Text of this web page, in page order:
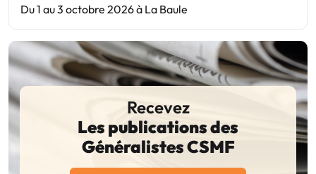
Du 1 au 3 octobre 2026 à La Baule
Recevez
Les publications des
Généralistes CSMF